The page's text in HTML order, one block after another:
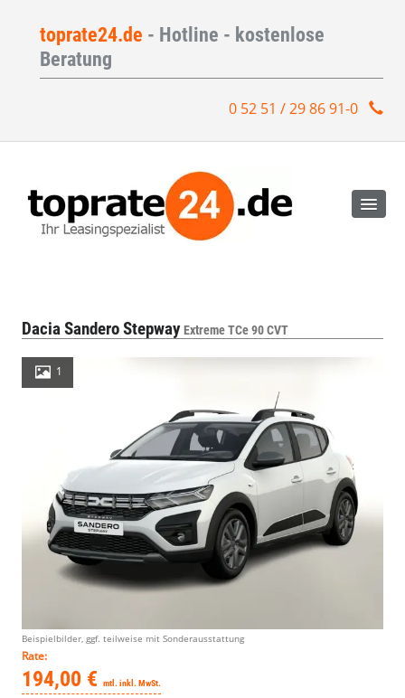
toprate24.de - Hotline - kostenlose
Beratung
0 52 51 / 29 86 91-0
Dacia Sandero StepwayExtreme TCe 90 CVT
1
Beispielbilder, ggf. teilweise mit Sonderausstattung
Rate:
194,00 € mtl. inkl. MwSt.